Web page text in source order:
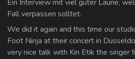
Ein Interview mit viel guter Laune,
Fall verpassen solltet.
We did it again and this time our
Foot Ninja at their concert in
very nice talk with Kin Etik the singer